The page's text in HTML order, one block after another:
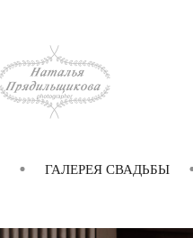
ГАЛЕРЕЯ СВАДЬБЫ